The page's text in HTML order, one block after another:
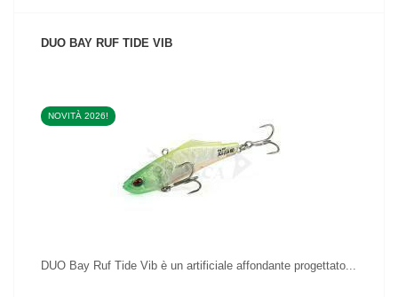
DUO BAY RUF TIDE VIB
NOVITÀ 2026!
DUO Bay Ruf Tide Vib è un artificiale affondante progettato...